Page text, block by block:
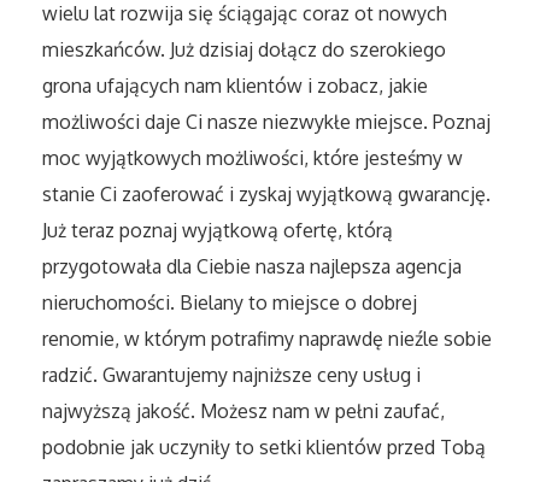
Elektronika, RTV, AGD
Art. Dla Zwierząt
Ogród, Rośliny
Chemia
Art. Spożywcze
Materiały Eksploatacyjne
Inne Sklepy
Elektronarzędzia
wielu lat rozwija się ściągając coraz ot nowych
mieszkańców. Już dzisiaj dołącz do szerokiego
grona ufających nam klientów i zobacz, jakie
możliwości daje Ci nasze niezwykłe miejsce. Poznaj
moc wyjątkowych możliwości, które jesteśmy w
stanie Ci zaoferować i zyskaj wyjątkową gwarancję.
Już teraz poznaj wyjątkową ofertę, którą
przygotowała dla Ciebie nasza najlepsza agencja
nieruchomości. Bielany to miejsce o dobrej
renomie, w którym potrafimy naprawdę nieźle sobie
radzić. Gwarantujemy najniższe ceny usług i
najwyższą jakość. Możesz nam w pełni zaufać,
podobnie jak uczyniły to setki klientów przed Tobą